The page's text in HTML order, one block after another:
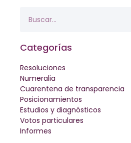
Categorías
Resoluciones
Numeralia
Cuarentena de transparencia
Posicionamientos
Estudios y diagnósticos
Votos particulares
Informes